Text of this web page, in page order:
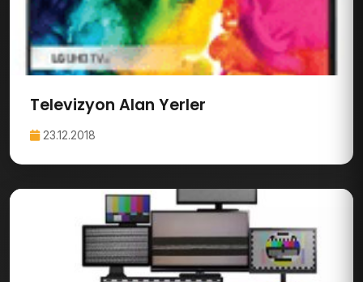
Televizyon Alan Yerler
23.12.2018